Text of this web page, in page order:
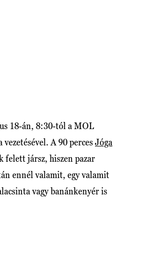
18-án, 8:30-tól a MOL
A 90 percesJóga
felett jársz, hiszen pazar
ennél valamit, egy valamit
vagy banánkenyér is